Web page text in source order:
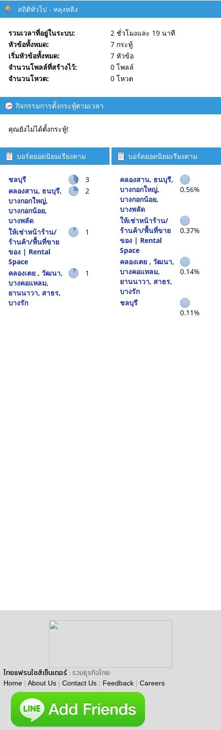
สถิติทั่วไป - หลุงหลิง
รวมเวลาที่อยู่ในระบบ:
2 ชั่วโมงและ 19 นาที
หัวข้อทั้งหมด:
7 กระทู้
เริ่มหัวข้อทั้งหมด:
7 หัวข้อ
จำนวนโพลล์ที่สร้างไว้:
0 โพลล์
จำนวนโหวต:
0 โหวต
กิจกรรมการตั้งกระทู้ตามเวลา
คุณยังไม่ได้ตั้งกระทู้!
บอร์ดยอดนิยมเรียงตาม
ชลบุรี
3
คลองสาน, ธนบุรี,
บางกอกใหญ่,
บางกอกน้อย,
บางพลัด
2
ให้เช่าหน้าร้าน/
ร้านค้า/พื้นที่ขาย
ของ | Rental
Space
1
คลองเตย , วัฒนา,
บางคอแหลม,
ยานนาวา, สาธร,
บางรัก
1
บอร์ดยอดนิยมเรียงตาม
คลองสาน, ธนบุรี,
บางกอกใหญ่,
บางกอกน้อย,
บางพลัด
0.56%
ให้เช่าหน้าร้าน/
ร้านค้า/พื้นที่ขาย
ของ | Rental
Space
0.37%
คลองเตย , วัฒนา,
บางคอแหลม,
ยานนาวา, สาธร,
บางรัก
0.14%
ชลบุรี
0.11%
ไทยแฟรนไชส์เซ็นเตอร์ : รวมธุรกิจไทย
Home | About Us | Contact Us | Feedback | Careers